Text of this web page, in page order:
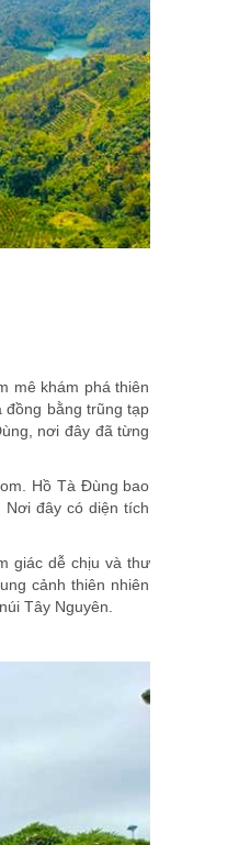
mê khám phá thiên
bằng trũng tạp
nơi đây đã từng
Hồ Tà Đùng bao
đây có diện tích
giác dễ chịu và thư
cảnh thiên nhiên
Tây Nguyên.